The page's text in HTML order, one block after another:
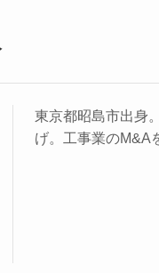
東京都昭島市出身
げ。工事業のM&A